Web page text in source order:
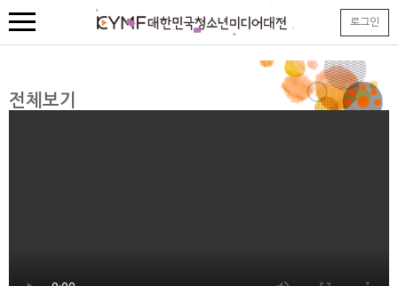
로그인
전체보기